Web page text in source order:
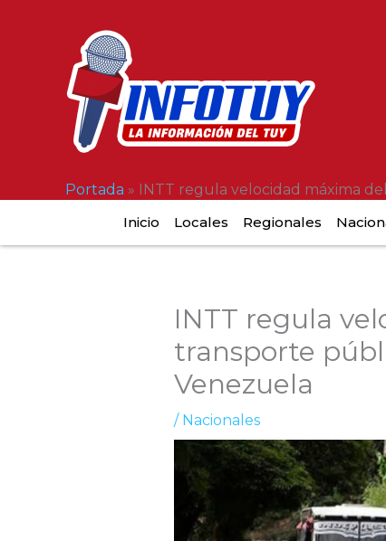
contenido
Portada » INTT regula velocidad máxima
Inicio
Locales Regionales
INTT regula
transporte
Venezuela
/ Nacionales